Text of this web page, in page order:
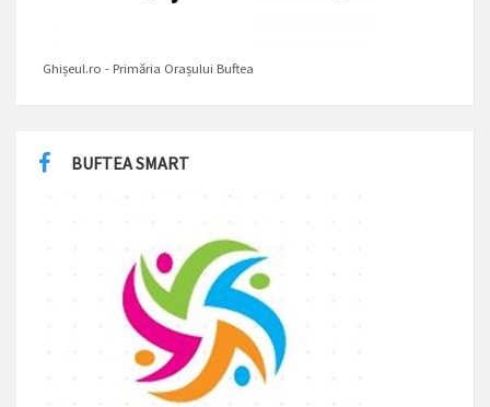
Ghișeul.ro - Primăria Orașului Buftea
BUFTEA SMART